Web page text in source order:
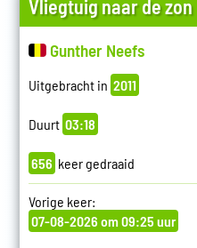
Vliegtuig naar de zon
Gunther Neefs
Uitgebracht in 2011
Duurt 03:18
656 keer gedraaid
Vorige keer:
07-08-2026 om 09:25 uur